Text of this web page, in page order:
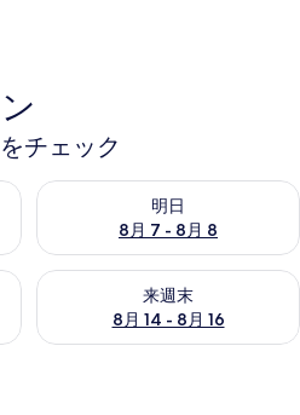
チェック
チェック
明日
8月 7 - 8月 8
明日 8月 7 - 8月 8 の空室状況
をチェック
来週末
8月 14 - 8月 16
来週末 8月 14 - 8月 16 の空室